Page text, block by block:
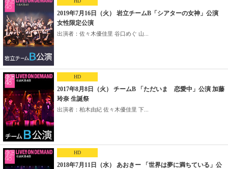
2019年7月16日（火） 岩立チームB「シアターの女神」公演
女性限定公演
出演者：佐々木優佳里 谷口めぐ 山...
HD
2017年8月8日（火） チームB 「ただいま 恋愛中」公演 加藤
玲奈 生誕祭
出演者：柏木由紀 佐々木優佳里 下...
HD
2018年7月11日（水） あおきー 「世界は夢に満ちている」公